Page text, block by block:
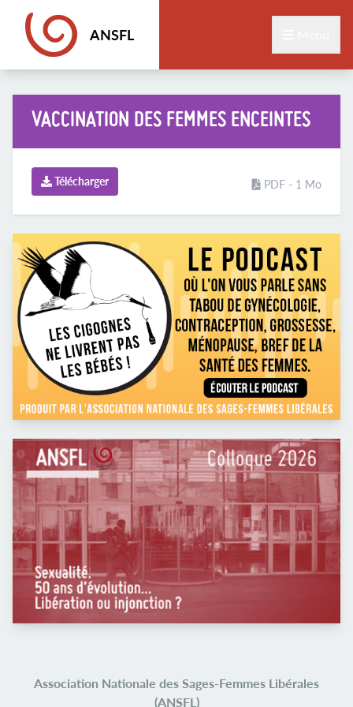
ANSFL
VACCINATION DES FEMMES ENCEINTES
Télécharger PDF - 1 Mo
Association Nationale des Sages-Femmes Libérales
(ANSFL)